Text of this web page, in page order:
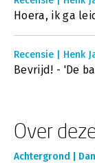
Hoera, ik ga
Recensie | Henk
Bevrijd! - 'De
Over
Achtergrond |